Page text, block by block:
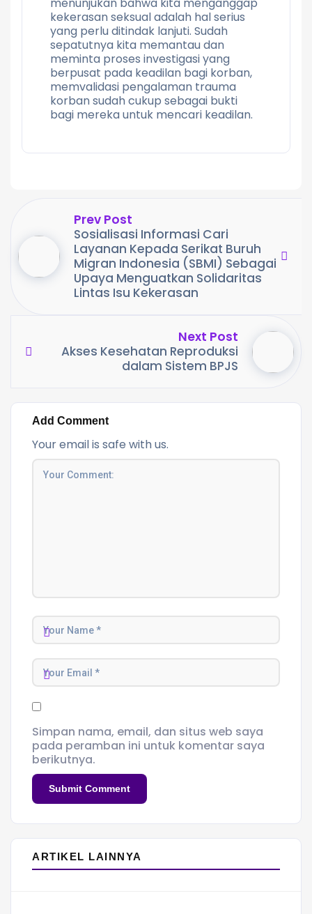
menunjukan bahwa kita menganggap
kekerasan seksual adalah hal serius
yang perlu ditindak lanjuti. Sudah
sepatutnya kita memantau dan
meminta proses investigasi yang
berpusat pada keadilan bagi korban,
memvalidasi pengalaman trauma
korban sudah cukup sebagai bukti
bagi mereka untuk mencari keadilan.
Prev Post
Sosialisasi Informasi Cari
Layanan Kepada Serikat Buruh
Migran Indonesia (SBMI) Sebagai
Upaya Menguatkan Solidaritas
Lintas Isu Kekerasan
Next Post
Akses Kesehatan Reproduksi
dalam Sistem BPJS
Add Comment
Your email is safe with us.
Simpan nama, email, dan situs web saya
pada peramban ini untuk komentar saya
berikutnya.
ARTIKEL LAINNYA